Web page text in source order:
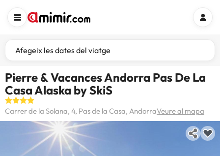
Afegeix les dates del viatge
Pierre & Vacances Andorra Pas De La
Casa Alaska by SkiS
Carrer de la Solana, 4, Pas de la Casa, AndorraVeure al mapa